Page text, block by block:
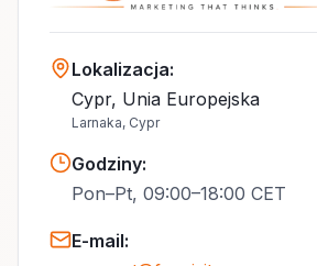
Lokalizacja:
Cypr, Unia Europejska
Larnaka, Cypr
Godziny:
Pon–Pt, 09:00–18:00 CET
E-mail: